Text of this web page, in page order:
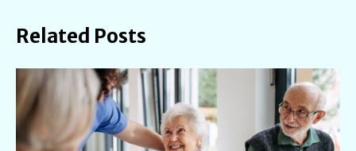
n
a
e
:
Related Posts